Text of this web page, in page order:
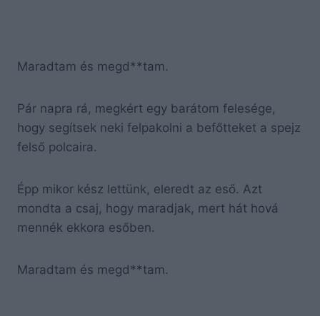
Maradtam és megd**tam.
Pár napra rá, megkért egy barátom felesége,
hogy segítsek neki felpakolni a befőtteket a spejz
felső polcaira.
Épp mikor kész lettünk, eleredt az eső. Azt
mondta a csaj, hogy maradjak, mert hát hová
mennék ekkora esőben.
Maradtam és megd**tam.